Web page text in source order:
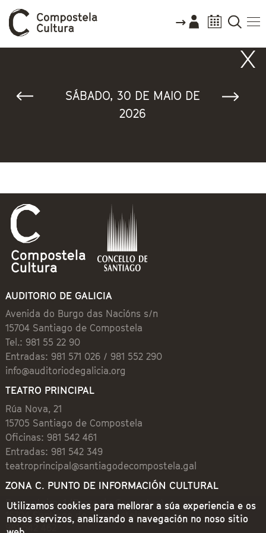
SÁBADO, 30 DE MAIO DE
2026
AUDITORIO DE GALICIA
Avenida do Burgo das Nacións s/n
15704 Santiago de Compostela
Tel.: 981 55 22 90
Entradas: 981 571 026 / 981 552 290
info@auditoriodegalicia.org
TEATRO PRINCIPAL
Rúa Nova, 21
15705 Santiago de Compostela
Oficinas: 981 542 461
Entradas: 981 542 349
teatroprincipal@santiagodecompostela.gal
ZONA C. PUNTO DE INFORMACIÓN CULTURAL
Preguntoiro, 1 (Praza de Cervantes)
15704 Santiago de Compostela
981 542 462
Utilizamos cookies para mellorar a súa experiencia e os
nosos servizos, analizando a navegación no noso sitio